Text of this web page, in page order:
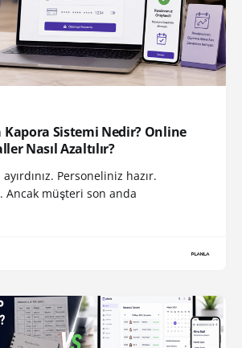
Sistemi Nedir? Online
Nasıl Azaltılır?
Personeliniz hazır.
Ancak müşteri son anda